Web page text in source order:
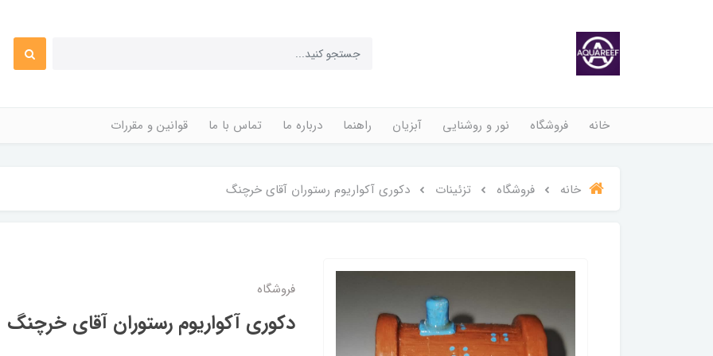
خانه فروشگاه نور و روشنایی آبزیان راهنما درباره ما تماس با ما قوانین و مقررات
خانه فروشگاه تزئینات دکوری آکواریوم رستوران آقای خرچنگ
فروشگاه
دکوری آکواریوم رستوران آقای خرچنگ